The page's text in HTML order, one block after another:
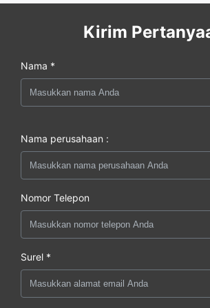
Kirim
Nama *
Nama perusahaan :
Nomor Telepon
Surel *